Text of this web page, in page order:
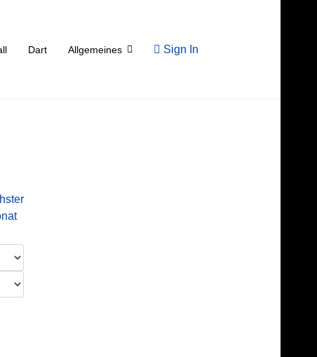
Dart Allgemeines Sign In